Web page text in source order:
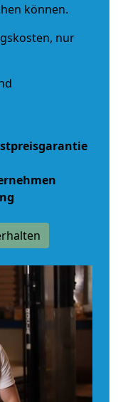
können.
nur